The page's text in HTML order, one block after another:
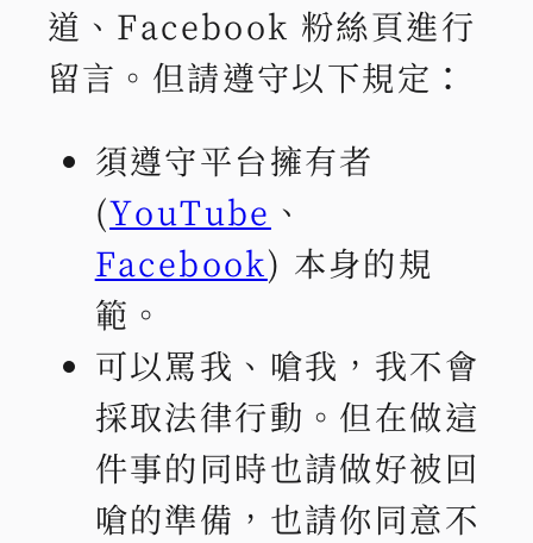
道、Facebook 粉絲頁進行
留言。但請遵守以下規定：
須遵守平台擁有者
(YouTube 、
Facebook) 本身的規
範。
可以罵我、嗆我，我不會
採取法律行動。但在做這
件事的同時也請做好被回
嗆的準備，也請你同意不